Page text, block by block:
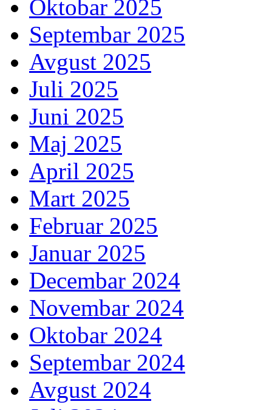
Oktobar 2025
Septembar 2025
Avgust 2025
Juli 2025
Juni 2025
Maj 2025
April 2025
Mart 2025
Februar 2025
Januar 2025
Decembar 2024
Novembar 2024
Oktobar 2024
Septembar 2024
Avgust 2024